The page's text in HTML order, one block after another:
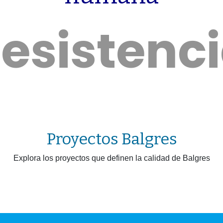
Proyectos Balgres
Explora los proyectos que definen la calidad de Balgres